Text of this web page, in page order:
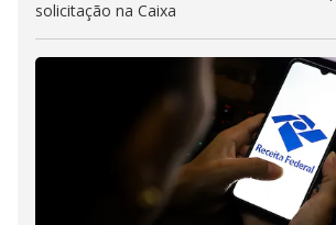
solicitação na Caixa